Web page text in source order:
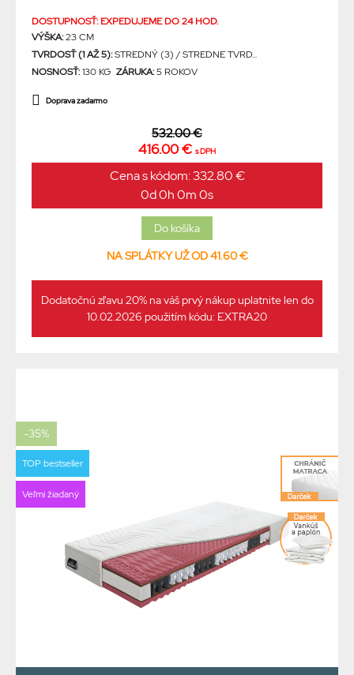
DOSTUPNOSŤ: EXPEDUJEME DO 24 HOD.
VÝŠKA:23 CM
TVRDOSŤ (1 AŽ 5):STREDNÝ (3) / STREDNE TVRD...
NOSNOSŤ:130 KG ZÁRUKA:5 ROKOV
Doprava zadarmo
532.00 €
416.00 € s DPH
Cena s kódom: 332.80 €
0d 0h 0m 0s
NA SPLÁTKY UŽ OD 41.60 €
Dodatočnú zľavu 20% na váš prvý nákup uplatnite len do
10.02.2026 použitím kódu: EXTRA20
-35%
TOP bestseller
Veľmi žiadaný